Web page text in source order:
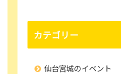
カテゴリー
仙台宮城のイベント